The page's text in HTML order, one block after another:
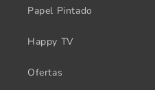
Papel Pintado
Happy TV
Ofertas